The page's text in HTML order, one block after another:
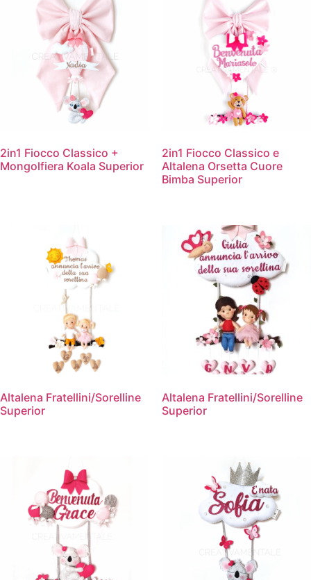
2in1 Fiocco Classico +
Mongolfiera Koala Superior
2in1 Fiocco Classico e
Altalena Orsetta Cuore
Bimba Superior
Altalena Fratellini/Sorelline
Superior
Altalena Fratellini/Sorelline
Superior